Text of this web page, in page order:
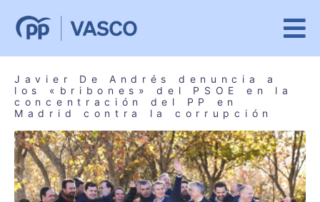
Javier De Andrés denuncia a
los «bribones» del PSOE en la
concentración del PP en
Madrid contra la corrupción